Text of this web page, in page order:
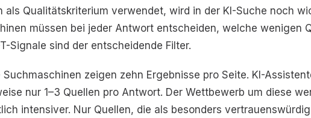
als Qualitätskriterium verwendet, wird in der KI-Suche noch
müssen bei jeder Antwort entscheiden, welche wenigen
Signale sind der entscheidende Filter.
Suchmaschinen zeigen zehn Ergebnisse pro Seite. KI-
nur 1–3 Quellen pro Antwort. Der Wettbewerb um diese
intensiver. Nur Quellen, die als besonders